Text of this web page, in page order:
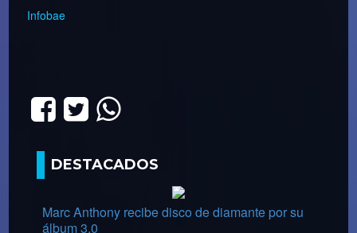
Infobae
DESTACADOS
Marc Anthony recibe disco de diamante por su
álbum 3.0